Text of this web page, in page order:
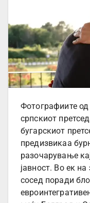
Фотографиите
српскиот
бугарскиот
предизвикаа
разочарување
јавност. Во ек
сосед поради